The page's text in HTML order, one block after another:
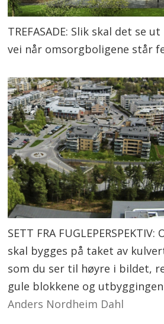
TREFASADE: Slik skal det se
vei når omsorgboligene står
SETT FRA
skal bygges på taket av
som du ser til høyre i bildet,
gule blokkene og
Anders Nordheim Dahl